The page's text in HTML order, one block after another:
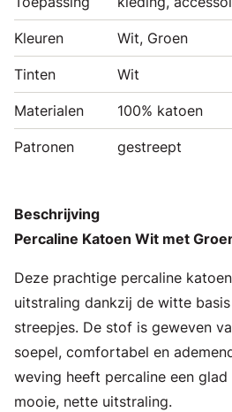
Kleuren Wit, Groen
Tinten Wit
Materialen 100% katoen
Patronen gestreept
Beschrijving
Percaline Katoen Wit met
Deze prachtige percaline
uitstraling dankzij de witte
streepjes. De stof is geweven
soepel, comfortabel en
weving heeft percaline een
mooie, nette uitstraling.